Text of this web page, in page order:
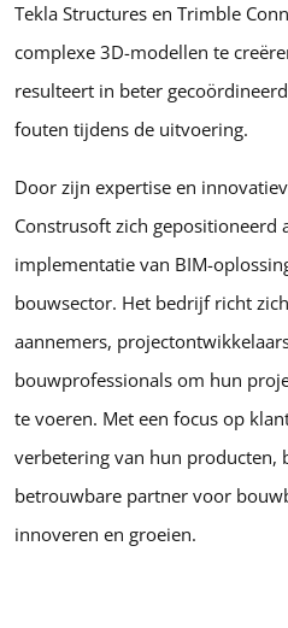
Tekla Structures en Trimble
complexe 3D-modellen te
resulteert in beter
fouten tijdens de uitvoering.
Door zijn expertise en
Construsoft zich gepositioneerd
implementatie van BIM-
bouwsector. Het bedrijf richt
aannemers,
bouwprofessionals om hun
te voeren. Met een focus op
verbetering van hun producten,
betrouwbare partner voor
innoveren en groeien.